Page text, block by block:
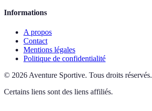
Informations
A propos
Contact
Mentions légales
Politique de confidentialité
© 2026 Aventure Sportive. Tous droits réservés.
Certains liens sont des liens affiliés.